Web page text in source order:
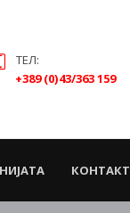
ТЕЛ:
+389 (0)43/363 159
КОНТАКТ